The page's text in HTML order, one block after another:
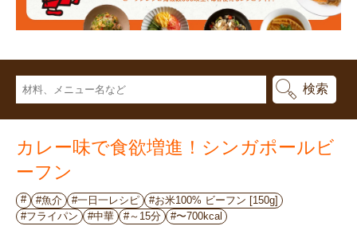
カレー味で食欲増進！シンガポールビ
ーフン
# #魚介 #一日一レシピ
#お米100% ビーフン [150g]
#フライパン
#中華 #～15分 #〜700kcal